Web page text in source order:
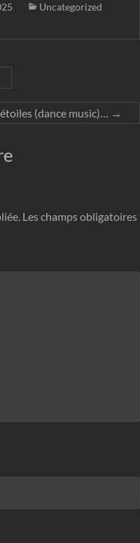
Uncategorized
(dance music)… →
Les champs obligatoires